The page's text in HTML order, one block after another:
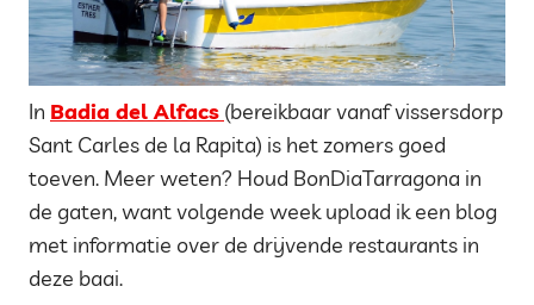
In Badia del Alfacs (bereikbaar vanaf vissersdorp
Sant Carles de la Rapita) is het zomers goed
toeven. Meer weten? Houd BonDiaTarragona in
de gaten, want volgende week upload ik een blog
met informatie over de drijvende restaurants in
deze baai.